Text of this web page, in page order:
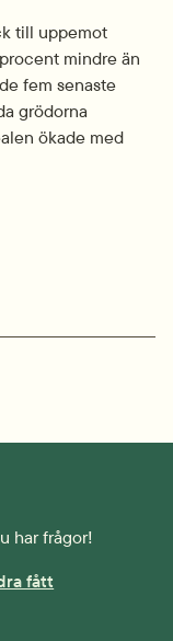
till uppemot
mindre än
fem senaste
grödorna
ökade med
har frågor!
fått